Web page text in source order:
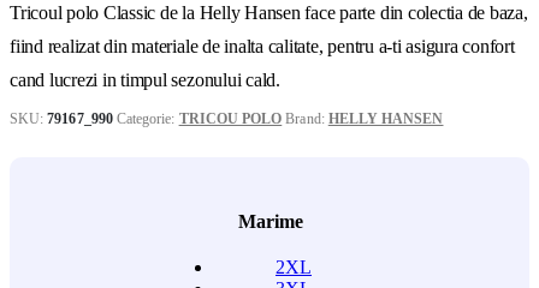
Tricoul polo Classic de la Helly Hansen face parte din colectia de baza,
fiind realizat din materiale de inalta calitate, pentru a-ti asigura confort
cand lucrezi in timpul sezonului cald.
SKU:79167_990 Categorie: TRICOU POLO Brand: HELLY HANSEN
Marime
2XL